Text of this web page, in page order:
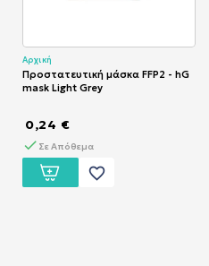
Αρχική
Προστατευτική μάσκα FFP2 - hG
mask Light Grey
0,24 €
Σε Απόθεμα
favorite_border